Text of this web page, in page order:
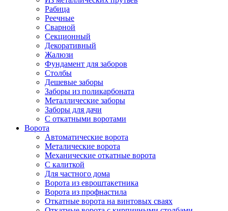
Рабица
Реечные
Сварной
Секционный
Декоративный
Жалюзи
Фундамент для заборов
Столбы
Дешевые заборы
Заборы из поликарбоната
Металлические заборы
Заборы для дачи
С откатными воротами
Ворота
Автоматические ворота
Металические ворота
Механические откатные ворота
С калиткой
Для частного дома
Ворота из евроштакетника
Ворота из профнастила
Откатные ворота на винтовых сваях